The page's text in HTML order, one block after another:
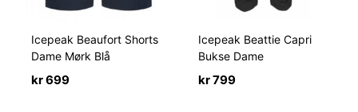
Icepeak Beaufort Shorts
Dame Mørk Blå
kr699
Icepeak Beattie Capri
Bukse Dame
kr799